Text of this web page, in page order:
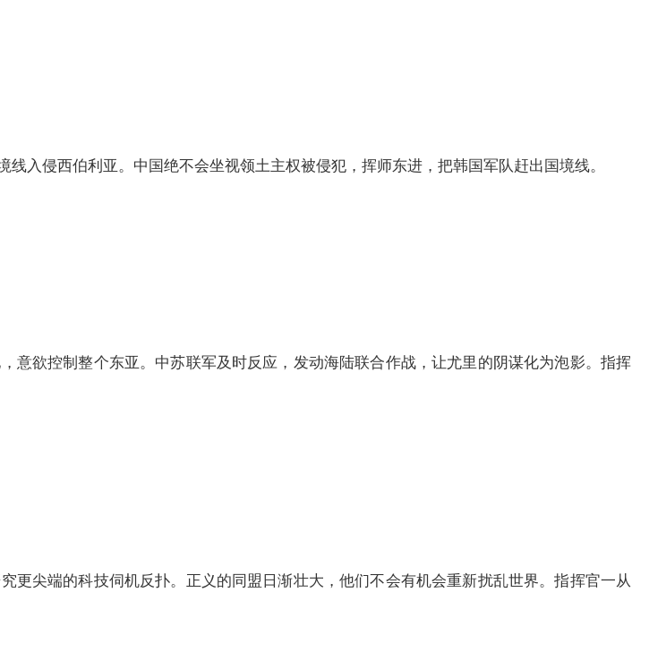
侵西伯利亚。中国绝不会坐视领土主权被侵犯，挥师东进，把韩国军队赶出国境线。
欲控制整个东亚。中苏联军及时反应，发动海陆联合作战，让尤里的阴谋化为泡影。指挥
尖端的科技伺机反扑。正义的同盟日渐壮大，他们不会有机会重新扰乱世界。指挥官一从